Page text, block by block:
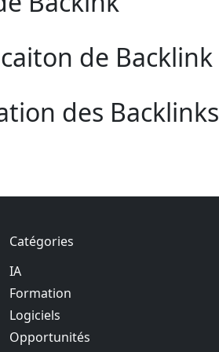
de Backlink
des Backlinks
Catégories
IA
Formation
Logiciels
Opportunités